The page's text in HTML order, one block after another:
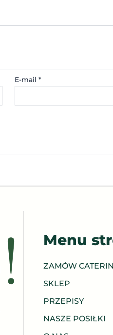
E-mail *
Menu
ZAMÓW
SKLEP
PRZEPISY
NASZE POSIŁKI